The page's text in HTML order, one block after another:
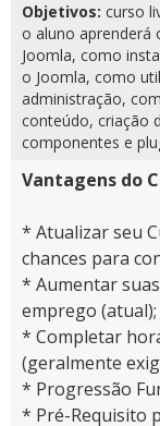
Objetivos: curso
o aluno aprenderá
Joomla, como
o Joomla, como
administração,
conteúdo, criação
componentes e
Vantagens do
* Atualizar seu
chances para
* Aumentar
emprego (atual);
* Completar
(geralmente
* Progressão
* Pré-Requisito